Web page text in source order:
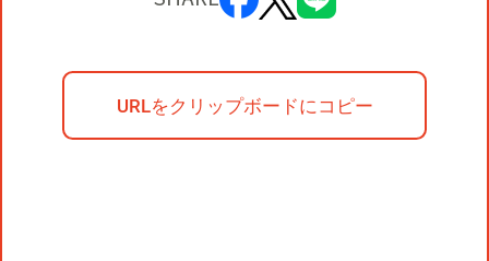
URLをクリップボードにコピー